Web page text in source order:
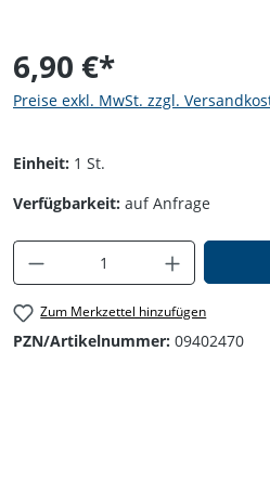
6,90 €*
Preise exkl. MwSt. zzgl.
Einheit: 1 St.
Verfügbarkeit: auf Anfrage
Produkt Anzahl:
Zum Merkzettel hinzufügen
PZN/Artikelnummer: 09402470